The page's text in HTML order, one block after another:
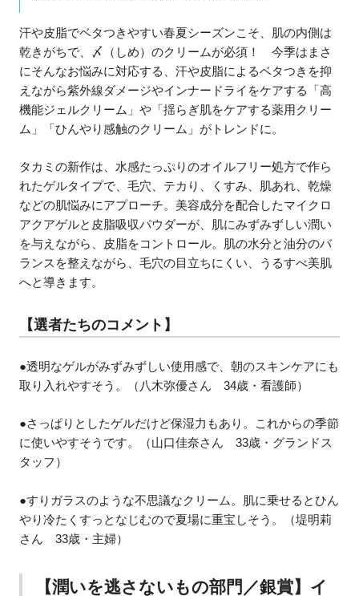
汗や皮脂でベタつきやすい春夏シーズンこそ、肌の内側は
乾きがちで、〆（しめ）のクリームが必須！ 今季はまさ
にそんなお悩みに対応する、汗や皮脂によるベタつきを抑
えながら紫外線ダメージやインナードライをケアする「高
機能ジェルクリーム」や「揺らぎ肌をケアする薬用クリー
ム」「ひんやり感触のクリーム」がトレンドに。
タカミの新作は、水感たっぷりのオイルフリー処方で作ら
れたゲルタイプで、毛穴、テカり、くすみ、肌あれ、乾燥
などの肌悩みにアプローチ。美容成分を配合したマイクロ
アクアゲルと皮脂吸収パウダーが、肌にみずみずしい潤い
を与えながら、皮脂をコントロール。肌の水分と油分のバ
ランスを整えながら、毛穴の目立ちにくい、うるすべ美肌
へと導きます。
【選者たちのコメント】
●透明なゲルがみずみずしい使用感で、朝のスキンケアにも
取り入れやすそう。（八木弥優さん 34歳・看護師）
●さっぱりとしたゲルだけど保湿力もあり。これからの季節
に使いやすそうです。（山口佳奈さん 33歳・グランドス
タッフ）
●すりガラスのような不思議なクリーム。肌に乗せるとひん
やり冷たくすっとなじむので夏場に重宝しそう。（堤明莉
さん 33歳・主婦）
【潤いを逃さないもの部門／銀賞】イ